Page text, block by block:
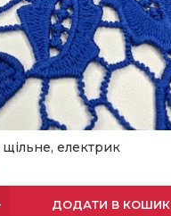
електрик
ДОДАТИ В КОШИК